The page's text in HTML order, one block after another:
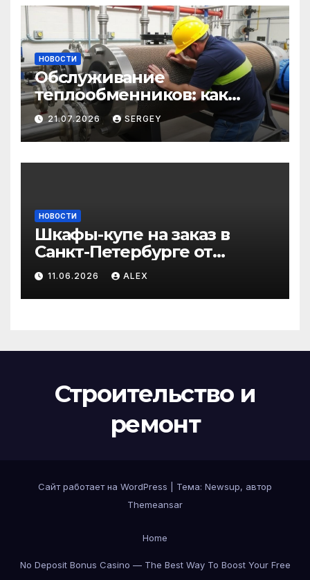
НОВОСТИ
Обслуживание
теплообменников: как
сохранить эффективность
и избежать простоев
21.07.2026 SERGEY
НОВОСТИ
Шкафы-купе на заказ в
Санкт-Петербурге от
производителя по
доступным ценам
11.06.2026 ALEX
Строительство и
ремонт
Сайт работает на WordPress Тема: Newsup, автор
Themeansar
Home
No Deposit Bonus Casino — The Best Way To Boost Your Free